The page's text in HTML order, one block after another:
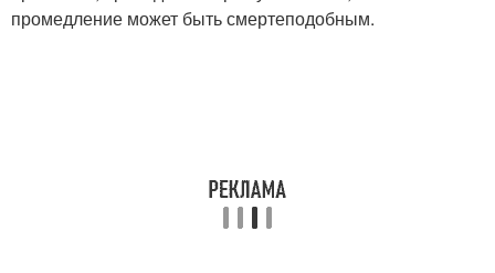
промедление может быть смертеподобным.